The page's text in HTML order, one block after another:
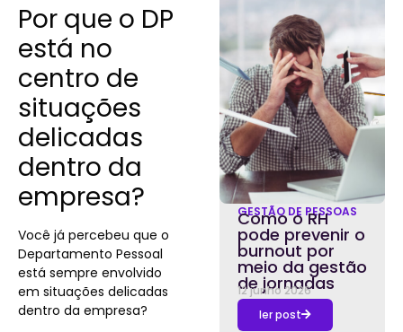
Por que o DP
está no
centro de
situações
delicadas
dentro da
empresa?
Você já percebeu que o
Departamento Pessoal
está sempre envolvido
em situações delicadas
dentro da empresa?
GESTÃO DE PESSOAS
Como o RH
pode prevenir o
burnout por
meio da gestão
de jornadas
12 junho 2026
ler post